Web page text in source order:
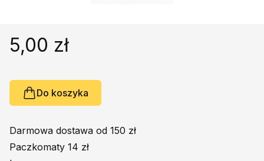
Podręczniki szkolne
Promocja
5,00 zł
Do koszyka
Darmowa dostawa od 150 zł
Paczkomaty 14 zł